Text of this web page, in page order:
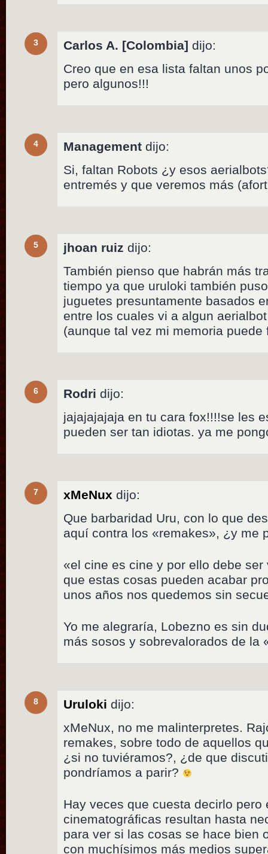
3 Carlos A. [Colombia] dijo:
Creo que en esa lista faltan unos
pero algunos!!!
4 Management dijo:
Si, faltan Robots ¿y esos
entremés y que veremos más
5 jhoan ruiz dijo:
También pienso que habrán más
tiempo ya que uruloki también
juguetes presuntamente basados
entre los cuales vi a algun
(aunque tal vez mi memoria
6 Rodri dijo:
jajajajajaja en tu cara fox!!!!se les
pueden ser tan idiotas. ya me
7 xMeNux dijo:
Que barbaridad Uru, con lo que
aquí contra los «remakes», ¿y me
«el cine es cine y por ello debe
que estas cosas pueden acabar
unos años nos quedemos sin
Yo me alegraría, Lobezno es sin
más sosos y sobrevalorados de la
8 Uruloki dijo:
xMeNux, no me malinterpretes.
remakes, sobre todo de aquellos
¿si no tuviéramos?, ¿de que
pondríamos a parir?
Hay veces que cuesta decirlo pero
cinematográficas resultan hasta
para ver si las cosas se hace bien
con muchísimos más medios